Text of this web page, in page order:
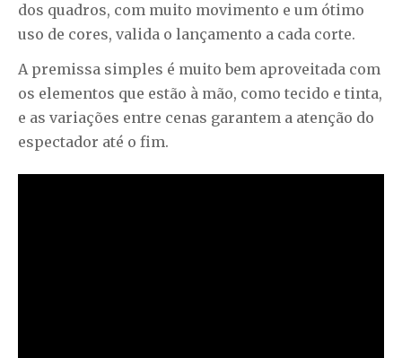
dos quadros, com muito movimento e um ótimo
uso de cores, valida o lançamento a cada corte.
A premissa simples é muito bem aproveitada com
os elementos que estão à mão, como tecido e tinta,
e as variações entre cenas garantem a atenção do
espectador até o fim.